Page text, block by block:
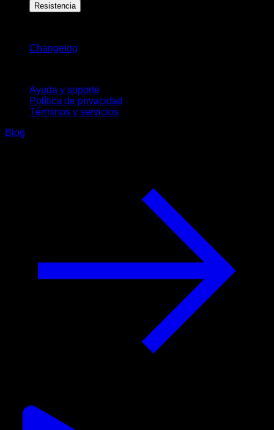
Resistencia
Changelog
Ayuda y soporte
Política de privacidad
Términos y servicios
Blog